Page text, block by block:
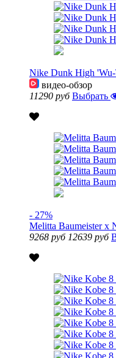
Nike Dunk High
видео-обзор
11290 руб Выбрать
- 27%
Melitta Baumeister x
9268 руб 12639 руб